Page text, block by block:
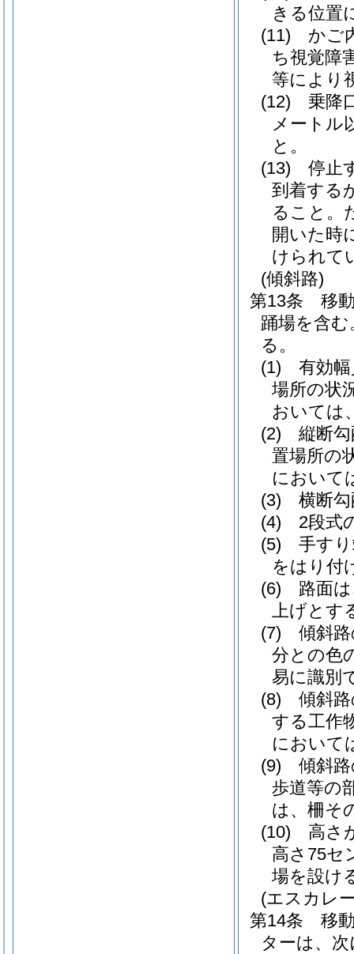
きる位置
(11)
かご
ち視覚障
等により
(12)
乗降
メートル
と。
(13)
停止
到着する
ること。
開いた時
けられて
(傾斜路)
第13条
移
踊場を含
る。
(1)
有効
場所の状
おいては
(2)
縦断
置場所の
において
(3)
横断
(4)
2段式
(5)
手す
をはり付
(6)
路面
上げとす
(7)
傾斜
分との色
易に識別
(8)
傾斜
する工作
において
(9)
傾斜
歩道等の
は、柵そ
(10)
高さ
高さ75セ
場を設け
(エスカレ
第14条
移
ターは、